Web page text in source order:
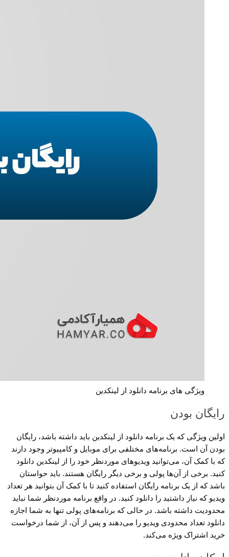
ویژگی های برنامه دانلود از لینکدین
رایگان بودن
اولین ویژگی که یک برنامه دانلود از لینکدین باید داشته باشد، رایگان
بودن آن است. برنامه‌های مختلفی برای موبایل و کامپیوتر وجود دارند
که با کمک آن، می‌توانید ویدیوهای موردنظر خود را از لینکدین دانلود
کنید. برخی از آن‌ها پولی و برخی دیگر رایگان هستند. باید حواستان
باشد که از یک برنامه رایگان استفاده کنید تا با کمک آن بتوانید هر تعداد
ویدیو که نیاز داشتید را دانلود کنید. در واقع برنامه موردنظر شما نباید
محدودیت داشته باشد. در حالی که برنامه‌های پولی تنها به شما اجازه
دانلود تعداد محدودی ویدیو را می‌دهند و پس از آن، از شما درخواست
خرید اشتراک ویژه می‌کند.